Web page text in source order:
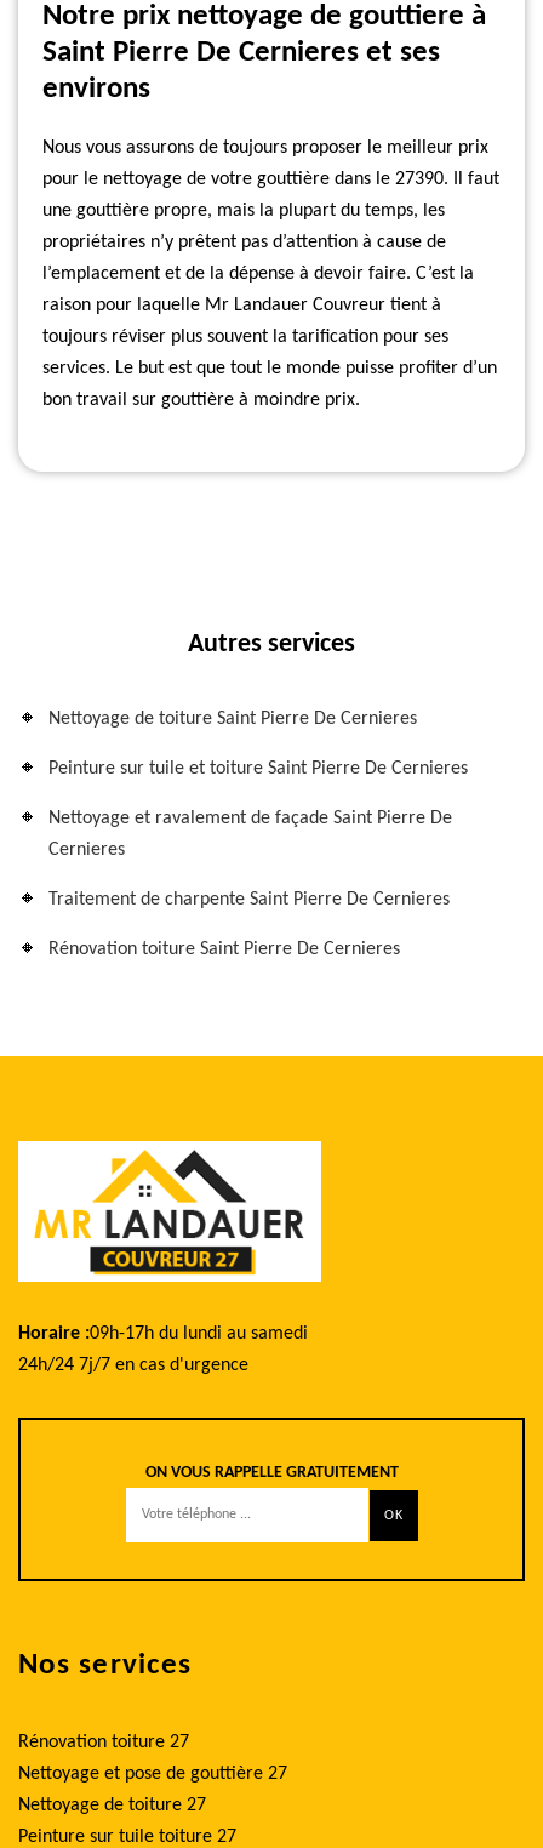
Notre prix nettoyage de gouttiere à
Saint Pierre De Cernieres et ses
environs
Nous vous assurons de toujours proposer le meilleur prix
pour le nettoyage de votre gouttière dans le 27390. Il faut
une gouttière propre, mais la plupart du temps, les
propriétaires n’y prêtent pas d’attention à cause de
l’emplacement et de la dépense à devoir faire. C’est la
raison pour laquelle Mr Landauer Couvreur tient à
toujours réviser plus souvent la tarification pour ses
services. Le but est que tout le monde puisse profiter d’un
bon travail sur gouttière à moindre prix.
Autres services
Nettoyage de toiture Saint Pierre De Cernieres
Peinture sur tuile et toiture Saint Pierre De Cernieres
Nettoyage et ravalement de façade Saint Pierre De
Cernieres
Traitement de charpente Saint Pierre De Cernieres
Rénovation toiture Saint Pierre De Cernieres
Horaire :09h-17h du lundi au samedi
24h/24 7j/7 en cas d'urgence
ON VOUS RAPPELLE GRATUITEMENT
Nos services
Rénovation toiture 27
Nettoyage et pose de gouttière 27
Nettoyage de toiture 27
Peinture sur tuile toiture 27